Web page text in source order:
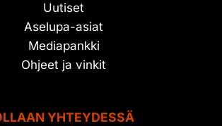
Uutiset
Aselupa-asiat
Mediapankki
Ohjeet ja vinkit
YHTEYDESSÄ